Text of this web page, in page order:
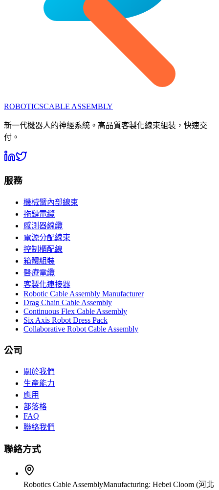
ROBOTICSCABLE ASSEMBLY
新一代機器人的神經系統。高品質客製化線束組裝，快速交
付。
服務
機械臂內部線束
拖鏈電纜
感測器線纜
電源分配線束
控制櫃配線
箱體組裝
醫療電纜
客製化連接器
Robotic Cable Assembly Manufacturer
Drag Chain Cable Assembly
Continuous Flex Cable Assembly
Six Axis Robot Dress Pack
Collaborative Robot Cable Assembly
公司
關於我們
生產能力
應用
部落格
FAQ
聯絡我們
聯絡方式
Robotics Cable AssemblyManufacturing: Hebei Cloom (河北